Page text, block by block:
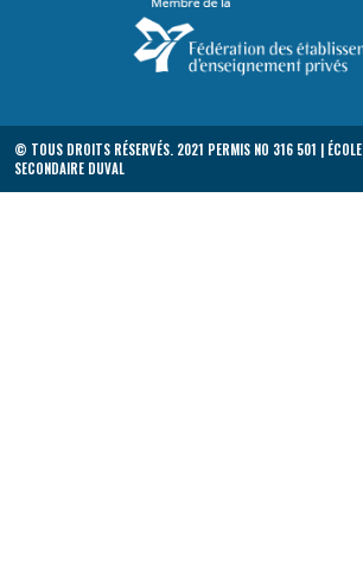
© TOUS DROITS RÉSERVÉS. 2021 PERMIS NO 316 501 | ÉCOLE
SECONDAIRE DUVAL